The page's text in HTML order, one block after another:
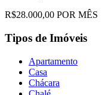
R$28.000,00 POR MÊS
Tipos de Imóveis
Apartamento
Casa
Chácara